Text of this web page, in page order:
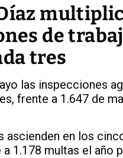
de
tres
las inspecciones
frente a 1.647 de
ascienden en los
1.178 multas el año